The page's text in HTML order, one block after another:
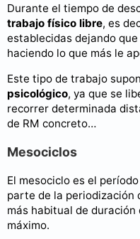
Durante el tiempo de
trabajo físico libre, es
establecidas dejando
haciendo lo que más le
Este tipo de trabajo
psicológico, ya que se
recorrer determinada
de RM concreto…
Mesociclos
El mesociclo es el
parte de la periodización
más habitual de duración
máximo.